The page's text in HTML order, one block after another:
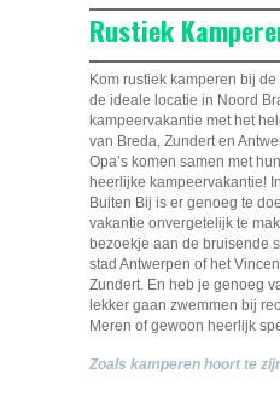
Rustiek
Kom rustiek kamperen bij
de ideale locatie in Noord
kampeervakantie met het
van Breda, Zundert en
Opa’s komen samen met
heerlijke kampeervakantie!
Buiten Bij is er genoeg te
vakantie onvergetelijk te
bezoekje aan de bruisende
stad Antwerpen of het
Zundert. En heb je genoeg
lekker gaan zwemmen bij
Meren of gewoon heerlijk
Zoals kamperen hoort te